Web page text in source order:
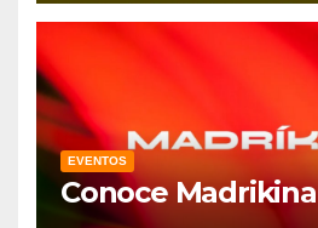
EVENTOS
Conoce Madrikina